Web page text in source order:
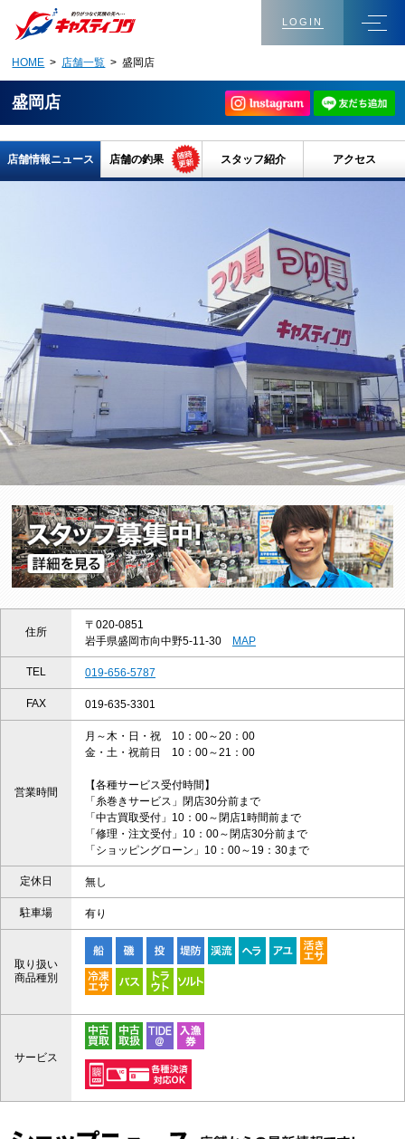
LOGIN
HOME > 店舗一覧 > 盛岡店
盛岡店
店舗情報ニュース 店舗の釣果 スタッフ紹介 アクセス
住所
〒020-0851
岩手県盛岡市向中野5-11-30 MAP
TEL 019-656-5787
FAX 019-635-3301
営業時間
月～木・日・祝 10：00～20：00
金・土・祝前日 10：00～21：00
【各種サービス受付時間】
「糸巻きサービス」閉店30分前まで
「中古買取受付」10：00～閉店1時間前まで
「修理・注文受付」10：00～閉店30分前まで
「ショッピングローン」10：00～19：30まで
定休日 無し
駐車場 有り
取り扱い
商品種別
サービス